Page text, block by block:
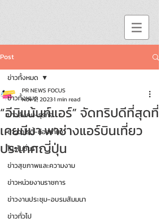
Post
ข่าวทั้งหมด
ข่าวสังคม-ธุรกิจ
ข่าววาไรตี้-ท่องเที่ยว
โปรโมชั่น!!
ข่าวสุขภาพและความงาม
ข่าวหน่วยงานราชการ
ข่าวงานประชุม-อบรมสัมมนา
ข่าวทั่วไป
ข่าวทั้งหมด
“อีมิแน้นท์แอร์” จัดทริปดีที่สุดที่
เคยมีมา พาช่างแอร์บินเที่ยว
ประเทศญี่ปุ่น
PR NEWS FOCUS
Nov 2, 20231 min read